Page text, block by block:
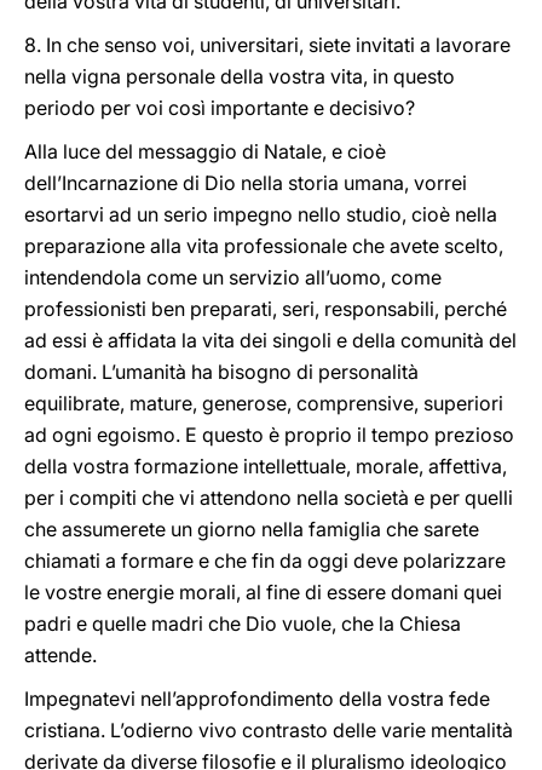
8. In che senso voi, universitari, siete invitati a lavorare
nella vigna personale della vostra vita, in questo
periodo per voi così importante e decisivo?
Alla luce del messaggio di Natale, e cioè
dell’Incarnazione di Dio nella storia umana, vorrei
esortarvi ad un serio impegno nello studio, cioè nella
preparazione alla vita professionale che avete scelto,
intendendola come un servizio all’uomo, come
professionisti ben preparati, seri, responsabili, perché
ad essi è affidata la vita dei singoli e della comunità del
domani. L’umanità ha bisogno di personalità
equilibrate, mature, generose, comprensive, superiori
ad ogni egoismo. E questo è proprio il tempo prezioso
della vostra formazione intellettuale, morale, affettiva,
per i compiti che vi attendono nella società e per quelli
che assumerete un giorno nella famiglia che sarete
chiamati a formare e che fin da oggi deve polarizzare
le vostre energie morali, al fine di essere domani quei
padri e quelle madri che Dio vuole, che la Chiesa
attende.
Impegnatevi nell’approfondimento della vostra fede
cristiana. L’odierno vivo contrasto delle varie mentalità
derivate da diverse filosofie e il pluralismo ideologico